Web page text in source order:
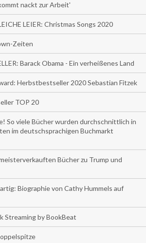
nackt zur Arbeit'
LEIER: Christmas Songs 2020
Zeiten
Barack Obama - Ein verheißenes Land
Herbstbestseller 2020 Sebastian Fitzek
TOP 20
So viele Bücher wurden durchschnittlich in
im deutschsprachigen Buchmarkt
Bücher zu Trump und
Biographie von Cathy Hummels auf
Streaming by BookBeat